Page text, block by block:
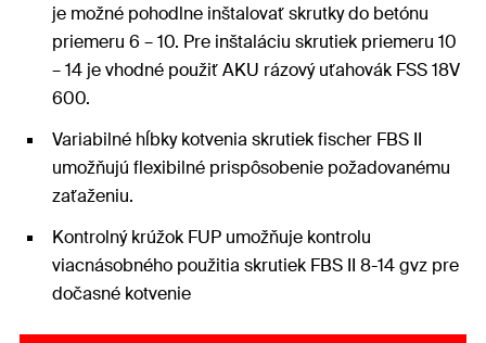
je možné pohodlne inštalovať skrutky do betónu
priemeru 6 – 10. Pre inštaláciu skrutiek priemeru 10
– 14 je vhodné použiť AKU rázový uťahovák FSS 18V
600.
Variabilné hĺbky kotvenia skrutiek fischer FBS II
umožňujú flexibilné prispôsobenie požadovanému
zaťaženiu.
Kontrolný krúžok FUP umožňuje kontrolu
viacnásobného použitia skrutiek FBS II 8-14 gvz pre
dočasné kotvenie